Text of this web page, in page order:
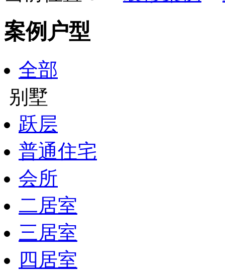
案例户型
全部
别墅
跃层
普通住宅
会所
二居室
三居室
四居室